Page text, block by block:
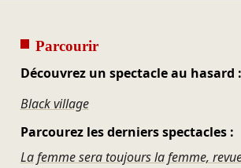
Parcourir
Découvrez un spectacle au hasard :
Black village
Parcourez les derniers spectacles :
La femme sera toujours la femme,